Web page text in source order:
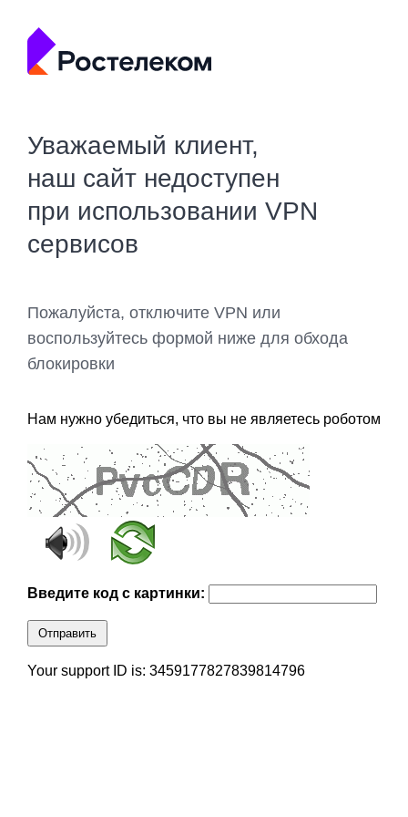
Уважаемый клиент,
наш сайт недоступен
при использовании VPN
сервисов
Пожалуйста, отключите VPN или
воспользуйтесь формой ниже для обхода
блокировки
Нам нужно убедиться, что вы не являетесь роботом
Введите код с картинки:
Отправить
Your support ID is: 3459177827839814796